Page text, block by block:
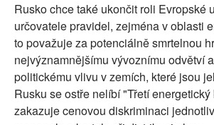
Rusko chce také ukončit roli Evropské
určovatele pravidel, zejména v oblasti
to považuje za potenciálně smrtelnou
nejvýznamnějšímu vývoznímu odvětví
politickému vlivu v zemích, které jsou
Rusku se ostře nelíbí "Třetí
zakazuje cenovou diskriminaci